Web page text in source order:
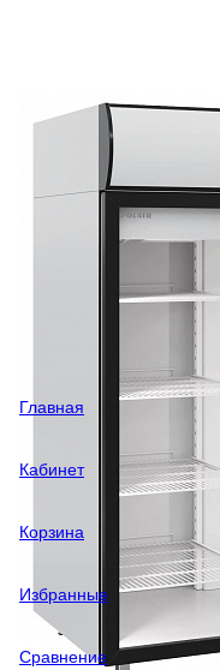
Главная
Кабинет
Корзина
Избранные
Сравнение